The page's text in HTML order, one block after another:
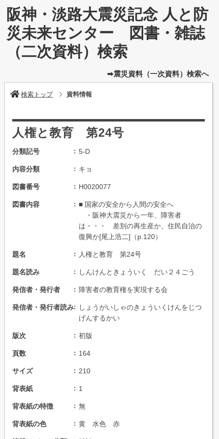
阪神・淡路大震災記念 人と防
災未来センター 図書・雑誌
（二次資料）検索
➡震災資料（一次資料）検索へ
検索トップ 資料情報
人権と教育 第24号
分類記号 5-D
内容分類 キョ
図書番号 H0020077
図書内容
■ 国家の安全から人間の安全へ
・阪神大震災から一年、障害者
は・・・ 差別の再生産か、住民自治の
復興か[尾上浩二]（p.120）
題名 人権と教育 第24号
題名読み しんけんときょういく だい２４ごう
発信者・発行者 障害者の教育権を実現する会
発信者・発行者読み
しょうがいしゃのきょういくけんをじつ
げんするかい
版次 初版
頁数 164
サイズ 210
背表紙 1
背表紙の特徴 無
背表紙の色 黄 水色 赤